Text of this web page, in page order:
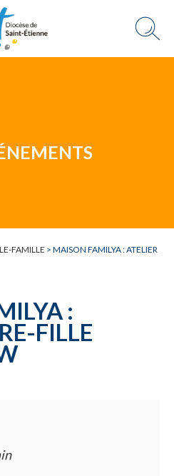
FAMILLE > MAISON FAMILYA : ATELIER
:
FILLE